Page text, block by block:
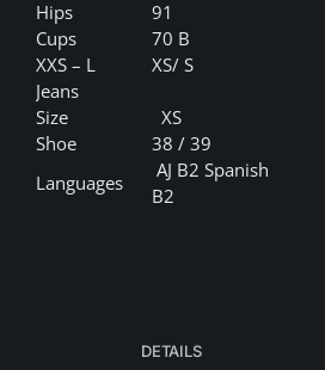
Hips
91
Cups
70 B
XXS – L
XS/ S
Jeans
Size
XS
Shoe
38 / 39
Languages
AJ B2 Spanish
B2
DETAILS